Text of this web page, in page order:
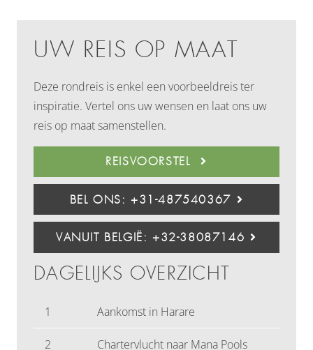
UW REIS OP MAAT
Deze rondreis is enkel een voorbeeldreis ter
inspiratie. Vertel ons uw wensen en laat ons uw
reis op maat samenstellen.
REISVOORSTEL
BEL ONS: +31-487540367
VANUIT BELGIË: +32-38087146
DAGELIJKS OVERZICHT
1 Aankomst in Harare
2 Chartervlucht naar Mana Pools